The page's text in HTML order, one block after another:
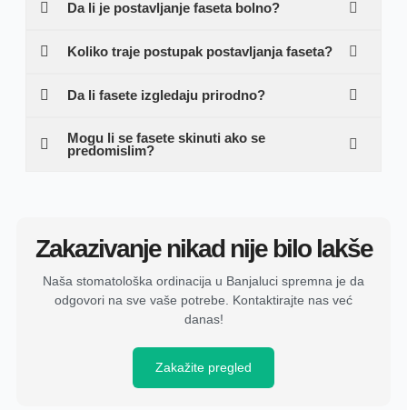
Da li je postavljanje faseta bolno?
Koliko traje postupak postavljanja faseta?
Da li fasete izgledaju prirodno?
Mogu li se fasete skinuti ako se
predomislim?
Zakazivanje nikad nije bilo lakše
Naša stomatološka ordinacija u Banjaluci spremna je da
odgovori na sve vaše potrebe. Kontaktirajte nas već
danas!
Zakažite pregled